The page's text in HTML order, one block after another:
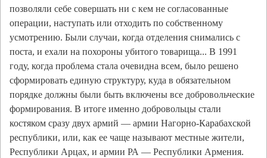
позволяли себе совершать ни с кем не согласованные
операции, наступать или отходить по собственному
усмотрению. Были случаи, когда отделения снимались с
поста, и ехали на похороны убитого товарища... В 1991
году, когда проблема стала очевидна всем, было решено
сформировать единую структуру, куда в обязательном
порядке должны были быть включены все добровольческие
формирования. В итоге именно добровольцы стали
костяком сразу двух армий — армии Нагорно-Карабахской
республики, или, как ее чаще называют местные жители,
Республики Арцах, и армии РА — Республики Армения.